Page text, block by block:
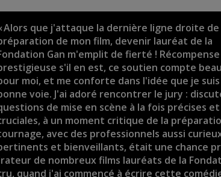
Alors que j'attaque la dernière ligne droite de
de mon film, devenir lauréat de la
Gan m'emplit de fierté ! Récompense
s'il en est, ce soutien compte
moi, et me conforte dans l'idée que je suis
voie. J'ai adoré rencontrer le jury :
de mise en scène à la fois précises et
à un moment critique de la
avec des professionnels aussi
et bienveillants, était une chance
de nombreux films lauréats de la
quand j'ai commencé à écrire cette